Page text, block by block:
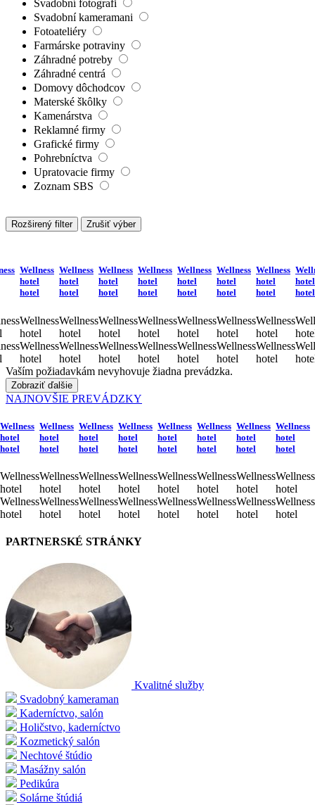
Svadobní fotografi
Svadobní kameramani
Fotoateliéry
Farmárske potraviny
Záhradné potreby
Záhradné centrá
Domovy dôchodcov
Materské škôlky
Kamenárstva
Reklamné firmy
Grafické firmy
Pohrebníctva
Upratovacie firmy
Zoznam SBS
Rozširený filter Zrušiť výber
Wellness
hotel
hotel
Wellness
hotel
Wellness
hotel
Wellness
hotel
hotel
Wellness
hotel
Wellness
hotel
Wellness
hotel
hotel
Wellness
hotel
Wellness
hotel
Wellness
hotel
hotel
Wellness
hotel
Wellness
hotel
Wellness
hotel
hotel
Wellness
hotel
Wellness
hotel
Wellness
hotel
hotel
Wellness
hotel
Wellness
hotel
Wellness
hotel
hotel
Wellness
hotel
Wellness
hotel
hotel
hotel
Vaším požiadavkám nevyhovuje žiadna prevádzka.
Zobraziť ďalšie
NAJNOVŠIE PREVÁDZKY
Wellness
hotel
hotel
Wellness
hotel
Wellness
hotel
Wellness
hotel
hotel
Wellness
hotel
Wellness
hotel
Wellness
hotel
hotel
Wellness
hotel
Wellness
hotel
Wellness
hotel
hotel
Wellness
hotel
Wellness
hotel
Wellness
hotel
hotel
Wellness
hotel
Wellness
hotel
Wellness
hotel
hotel
Wellness
hotel
Wellness
hotel
Wellness
hotel
hotel
Wellness
hotel
Wellness
hotel
Wellness
hotel
hotel
Wellness
hotel
Wellness
hotel
PARTNERSKÉ STRÁNKY
Kvalitné služby
Svadobný kameraman
Kaderníctvo, salón
Holičstvo, kaderníctvo
Kozmetický salón
Nechtové štúdio
Masážny salón
Pedikúra
Solárne štúdiá